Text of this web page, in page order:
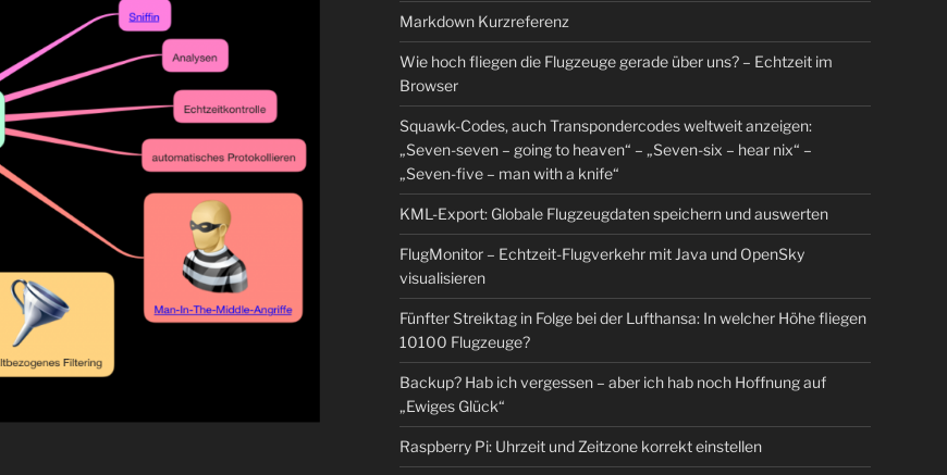
Markdown Kurzreferenz
Wie hoch fliegen die Flugzeuge gerade über uns? – Echtzeit im
Browser
Squawk-Codes, auch Transpondercodes weltweit anzeigen:
„Seven-seven – going to heaven“ – „Seven-six – hear nix“ –
„Seven-five – man with a knife“
KML-Export: Globale Flugzeugdaten speichern und auswerten
FlugMonitor – Echtzeit-Flugverkehr mit Java und OpenSky
visualisieren
Fünfter Streiktag in Folge bei der Lufthansa: In welcher Höhe fliegen
10100 Flugzeuge?
Backup? Hab ich vergessen – aber ich hab noch Hoffnung auf
„Ewiges Glück“
Raspberry Pi: Uhrzeit und Zeitzone korrekt einstellen